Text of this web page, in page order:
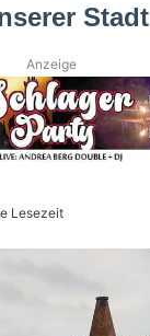
Stadt
Anzeige
Lesezeit